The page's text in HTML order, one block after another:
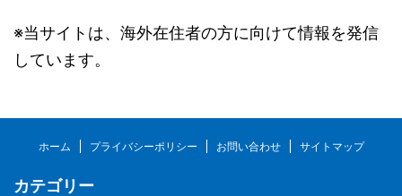
※当サイトは、海外在住者の方に向けて情報を発信
しています。
ホーム プライバシーポリシー お問い合わせ サイトマップ
カテゴリー